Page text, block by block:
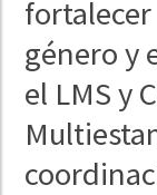
género y
el LMS y